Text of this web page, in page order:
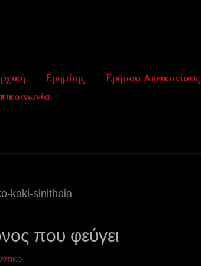
Ερημίτης Ερήμου Απεικονίσεις
που φεύγει